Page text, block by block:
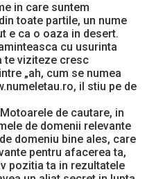
in care suntem
toate partile, un nume
e ca o oaza in desert.
cu usurinta
te viziteze cresc
„ah, cum se numea
il stiu pe de
de cautare, in
de domenii relevante
domeniu bine ales, care
pentru afacerea ta,
pozitia ta in rezultatele